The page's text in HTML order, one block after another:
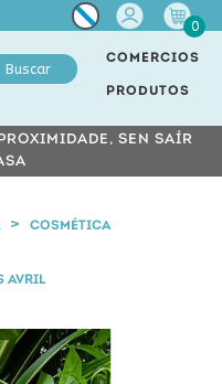
Miña
conta
0
Buscar
COMERCIOS
PRODUTOS
SEN SAÍR
COSMÉTICA
AVRIL